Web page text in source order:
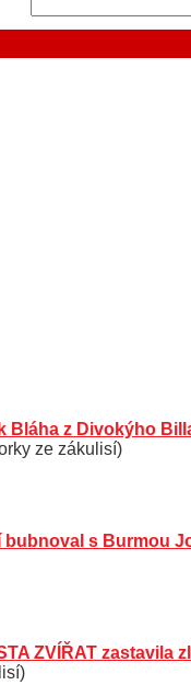
Bláha z Divokýho
ze zákulisí)
bubnoval s Burmou
ZVÍŘAT zastavila